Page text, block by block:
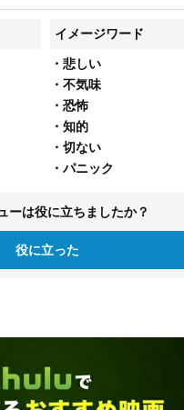
イメージワード
・悲しい
・不気味
・恐怖
・知的
・切ない
・パニック
ーは役に立ちましたか？
役に立った